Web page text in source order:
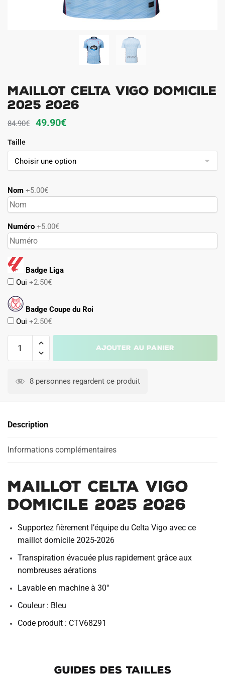
Maillot Celta Vigo Domicile
2025 2026
84.90€
Le
initial
était :
49.90€Le
actuel
est :
Taille
Nom +5.00€
Numéro +5.00€
Badge Liga
Oui +2.50€
Badge Coupe du Roi
Oui +2.50€
Celta
2026
Ajouter au panier
8 personnes regardent ce produit
Description
Informations complémentaires
Maillot Celta Vigo
Domicile 2025 2026
Supportez fièrement l’équipe du Celta Vigo avec ce
maillot domicile 2025-2026
Transpiration évacuée plus rapidement grâce aux
nombreuses aérations
Lavable en machine à 30°
Couleur : Bleu
Code produit : CTV68291
GUIDES DES TAILLES